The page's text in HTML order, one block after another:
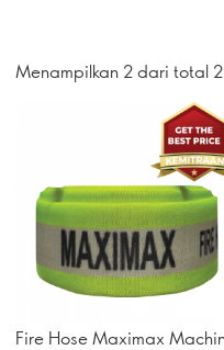
Menampilkan 2 dari total
Fire Hose Maximax